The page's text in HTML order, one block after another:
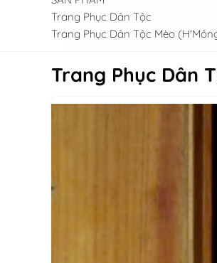
Trang Phục Dân Tộc
Trang Phục Dân Tộc Mèo
Trang Phục Dân